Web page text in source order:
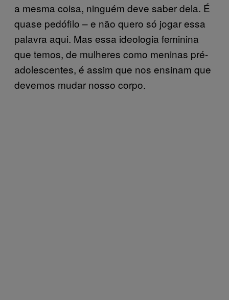
a mesma coisa, ninguém deve saber dela. É
quase pedófilo – e não quero só jogar essa
palavra aqui. Mas essa ideologia feminina
que temos, de mulheres como meninas pré-
adolescentes, é assim que nos ensinam que
devemos mudar nosso corpo.